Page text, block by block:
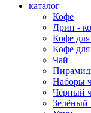
каталог
Кофе
Дрип -
Кофе для
Кофе для
Чай
Наборы
Чёрный
Зелёный